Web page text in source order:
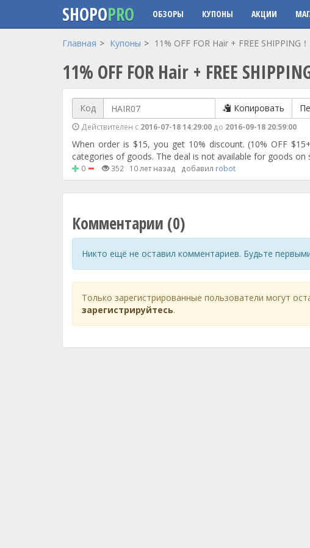
Перейти к основному содержанию
SHOPOPRO ОБЗОРЫ КУПОНЫ АКЦИИ
Главная Купоны 11% OFF FOR Hair + FREE SHIPPING！
11% OFF FOR Hair + FREE
Код Копировать
Действителен с 2016-07-18 14:29:00 до 2016-09-18 20:59:00
When order is $15, you get 10% discount. (10% OFF
categories of goods. The deal is not available for goods on
0 352 10 лет назад добавил robot
Комментарии (0)
Никто ещё не оставил комментариев. Будьте
Только зарегистрированные пользователи могут
зарегистрируйтесь.